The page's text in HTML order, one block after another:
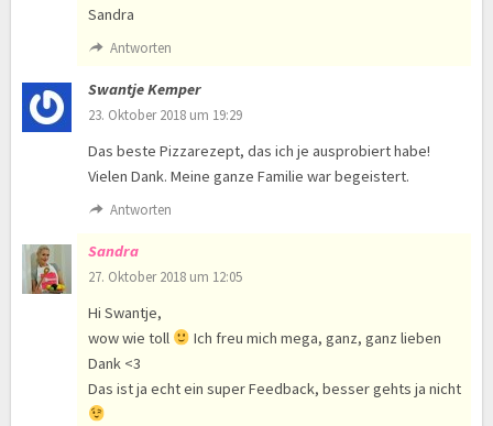
Sandra
Antworten
Swantje Kemper
23. Oktober 2018 um 19:29
Das beste Pizzarezept, das ich je ausprobiert habe!
Vielen Dank. Meine ganze Familie war begeistert.
Antworten
Sandra
27. Oktober 2018 um 12:05
Hi Swantje,
wow wie toll
Ich freu mich mega, ganz, ganz lieben
Dank <3
Das ist ja echt ein super Feedback, besser gehts ja nicht